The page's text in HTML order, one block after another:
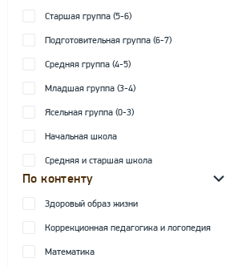
Старшая группа (5-6)
Подготовительная группа (6-7)
Средняя группа (4-5)
Младшая группа (3-4)
Ясельная группа (0-3)
Начальная школа
Средняя и старшая школа
По контенту
Здоровый образ жизни
Коррекционная педагогика и логопедия
Математика